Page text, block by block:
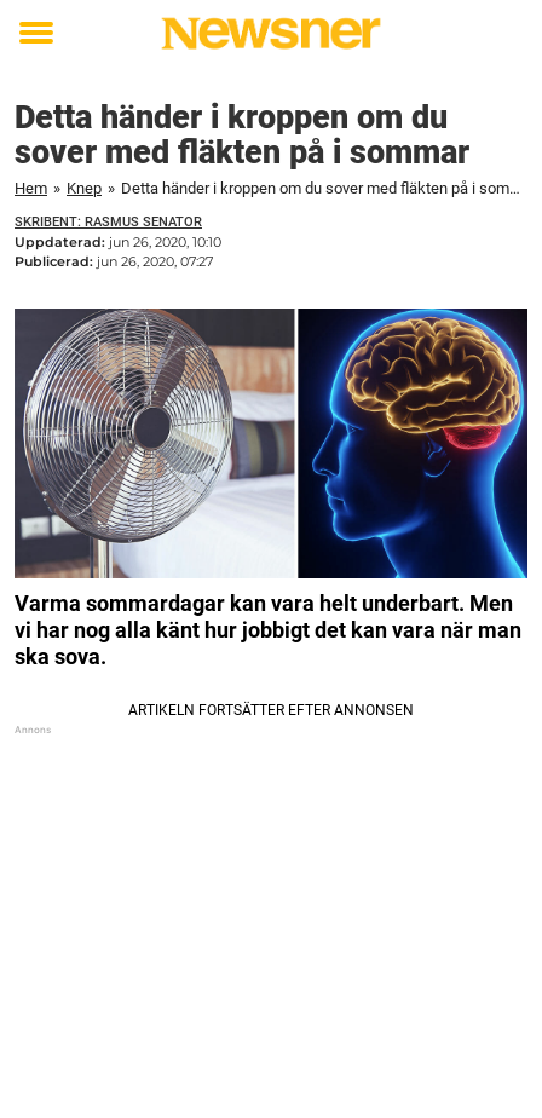
Toggle
Detta händer i kroppen om du
sover med fläkten på i sommar
Hem » Knep » Detta händer i kroppen om du sover med fläkten på i sommar
SKRIBENT: RASMUS SENATOR
Uppdaterad: jun 26, 2020, 10:10
Publicerad: jun 26, 2020, 07:27
Varma sommardagar kan vara helt underbart. Men
vi har nog alla känt hur jobbigt det kan vara när man
ska sova.